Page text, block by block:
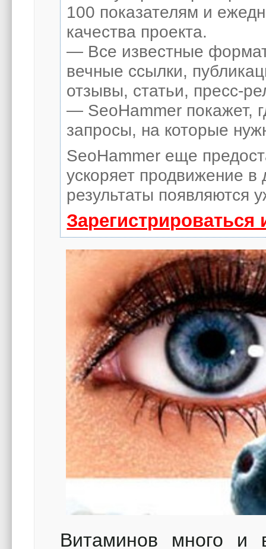
100 показателям и
качества проекта.
— Все известные
вечные ссылки,
отзывы, статьи, пресс-
— SeoHammer покажет,
запросы, на которые
SeoHammer еще
ускоряет продвижение в
результаты появляются
Витаминов много